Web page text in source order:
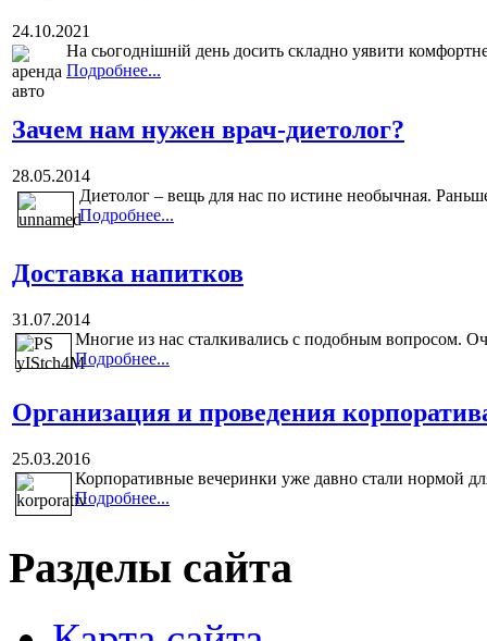
24.10.2021
На сьогоднішній день досить складно уявити
Подробнее...
Зачем нам нужен врач-диетолог?
28.05.2014
Диетолог – вещь для нас по истине необычная.
Подробнее...
Доставка напитков
31.07.2014
Многие из нас сталкивались с подобным вопросом.
Подробнее...
Организация и проведения
25.03.2016
Корпоративные вечеринки уже давно стали нормой
Подробнее...
Разделы сайта